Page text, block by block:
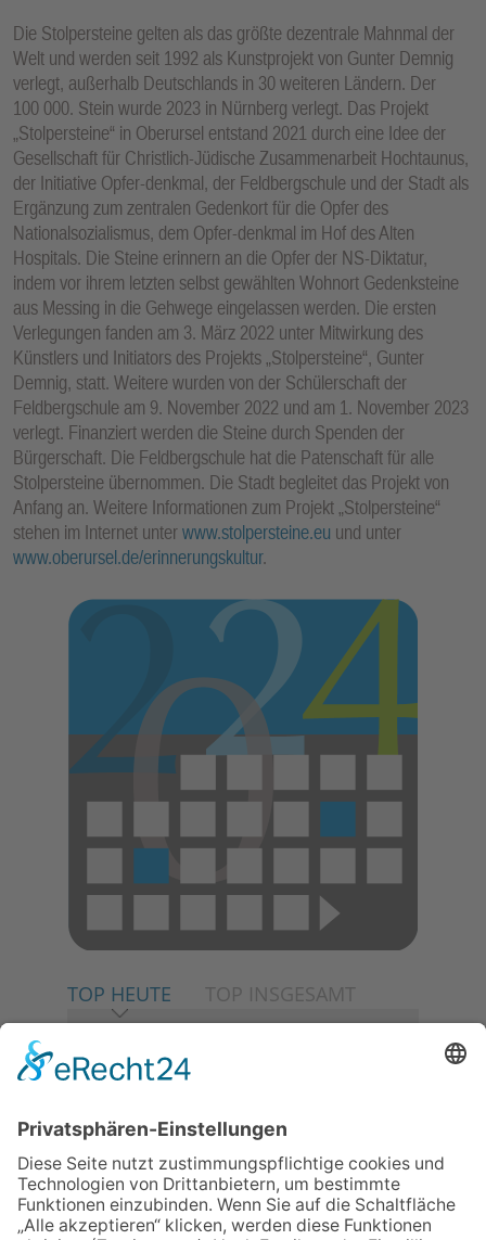
Die Stolpersteine gelten als das größte dezentrale Mahnmal der
Welt und werden seit 1992 als Kunstprojekt von Gunter Demnig
verlegt, außerhalb Deutschlands in 30 weiteren Ländern. Der
100 000. Stein wurde 2023 in Nürnberg verlegt. Das Projekt
„Stolpersteine“ in Oberursel entstand 2021 durch eine Idee der
Gesellschaft für Christlich-Jüdische Zusammenarbeit Hochtaunus,
der Initiative Opfer-denkmal, der Feldbergschule und der Stadt als
Ergänzung zum zentralen Gedenkort für die Opfer des
Nationalsozialismus, dem Opfer-denkmal im Hof des Alten
Hospitals. Die Steine erinnern an die Opfer der NS-Diktatur,
indem vor ihrem letzten selbst gewählten Wohnort Gedenksteine
aus Messing in die Gehwege eingelassen werden. Die ersten
Verlegungen fanden am 3. März 2022 unter Mitwirkung des
Künstlers und Initiators des Projekts „Stolpersteine“, Gunter
Demnig, statt. Weitere wurden von der Schülerschaft der
Feldbergschule am 9. November 2022 und am 1. November 2023
verlegt. Finanziert werden die Steine durch Spenden der
Bürgerschaft. Die Feldbergschule hat die Patenschaft für alle
Stolpersteine übernommen. Die Stadt begleitet das Projekt von
Anfang an. Weitere Informationen zum Projekt „Stolpersteine“
stehen im Internet unterwww.stolpersteine.eu und unter
www.oberursel.de/erinnerungskultur.
TOP HEUTE TOP INSGESAMT
06.08.2026
Baustellenführung führt auch in
die Zukunft der Stadt
Königstein
06.08.2026
Klinikforum zum Thema